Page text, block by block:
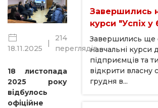
18.11.2025
|
214
переглядів
18 листопада
2025 року
відбулось
офіційне
Завершились
курси "Успіх у
Завершились ще
навчальні курси
підприємців та
відкрити власну
грудня в...